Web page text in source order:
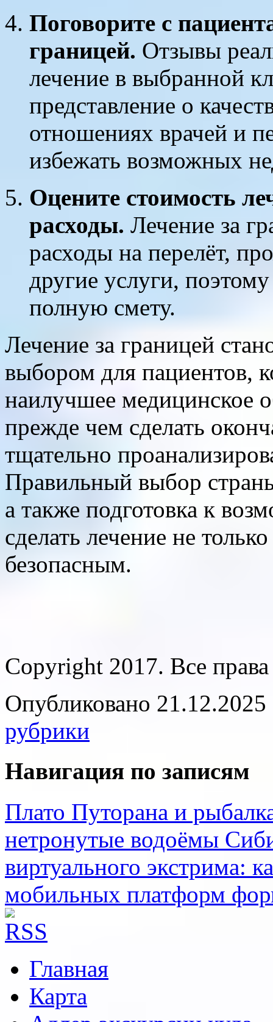
Поговорите с
границей. Отзывы
лечение в выбранной
представление о
отношениях врачей и
избежать возможных
Оцените стоимость
расходы. Лечение за
расходы на перелёт,
другие услуги,
полную смету.
Лечение за границей
выбором для пациентов,
наилучшее медицинское
прежде чем сделать
тщательно
Правильный выбор
а также подготовка к
сделать лечение не
безопасным.
Copyright 2017. Все
Опубликовано 21.12.2025
рубрики
Навигация по записям
Плато Путорана и
нетронутые водоёмы
виртуального экстрима:
мобильных платформ
Главная
Карта